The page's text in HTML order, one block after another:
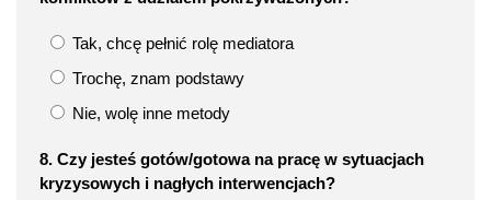
Tak, chcę pełnić rolę mediatora
Trochę, znam podstawy
Nie, wolę inne metody
8. Czy jesteś gotów/gotowa na pracę w sytuacjach
kryzysowych i nagłych interwencjach?